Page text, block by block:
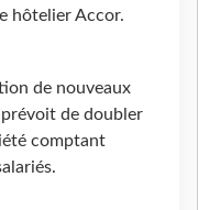
hôtelier Accor.
de nouveaux
prévoit de doubler
comptant